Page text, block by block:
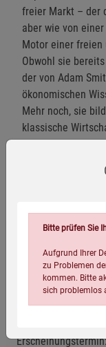
freier Markt – der
aber wie von
Motor einer freien
Obwohl sie
der von Adam
ökonomischen
Mehr noch, sie
klassische
Verlag /
ISBN-13:
Bitte prüfen Sie
Aufgrund Ihrer
zu Problemen
kommen. Bitte
sich problemlos